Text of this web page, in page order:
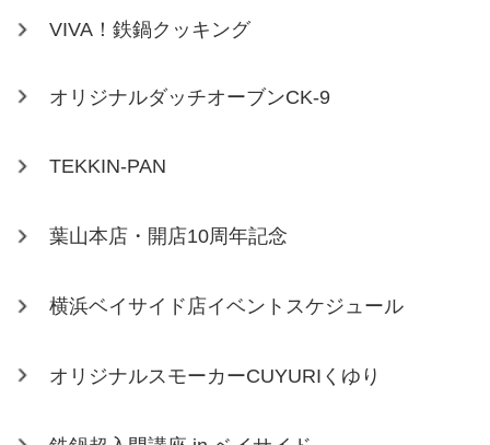
VIVA！鉄鍋クッキング
オリジナルダッチオーブンCK-9
TEKKIN-PAN
葉山本店・開店10周年記念
横浜ベイサイド店イベントスケジュール
オリジナルスモーカーCUYURIくゆり